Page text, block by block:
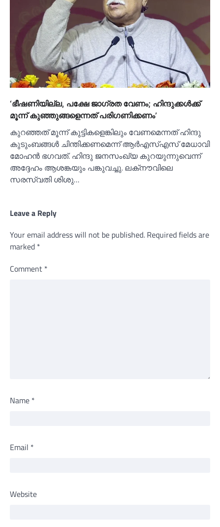
‘ഭീഷണിയില്ല, പക്ഷേ ജാഗ്രത വേണം; ഹിന്ദുക്കള്‍ക്ക്
മൂന്ന് കുഞ്ഞുങ്ങളെന്നത് പരിഗണിക്കണം’
കുറഞ്ഞത് മൂന്ന് കുട്ടികളെങ്കിലും വേണമെന്നത് ഹിന്ദു
കുടുംബങ്ങള്‍ ചിന്തിക്കണമെന്ന് ആർഎസ്‌എസ് മേധാവി
മോഹൻ ഭഗവത്. ഹിന്ദു ജനസംഖ്യ കുറയുന്നുവെന്ന്
അദ്ദേഹം ആശങ്കയും പങ്കുവച്ചു. ലക്‌നൗവിലെ
സരസ്വതി ശിശു…
Leave a Reply
Your email address will not be published. Required fields are
marked *
Comment *
Name *
Email *
Website